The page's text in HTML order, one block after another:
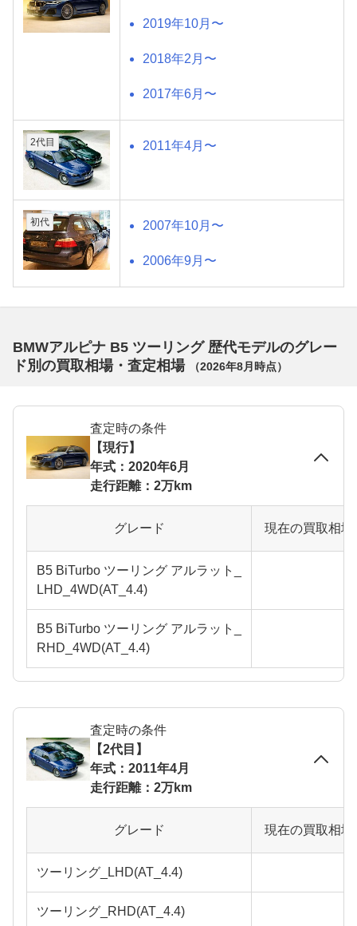
2019年10月〜
2018年2月〜
2017年6月〜
2代目 2011年4月〜
初代 2007年10月〜
2006年9月〜
BMWアルピナ B5 ツーリング 歴代モデルのグレー
ド別の買取相場・査定相場
（2026年8月 時点）
査定時の条件
【現行】
年式：2020年6月
走行距離：2万km
グレード 現在の買取相
B5 BiTurbo ツーリング アルラット_
LHD_4WD(AT_4.4)
B5 BiTurbo ツーリング アルラット_
RHD_4WD(AT_4.4)
査定時の条件
【2代目】
年式：2011年4月
走行距離：2万km
グレード 現在の買取相
ツーリング_LHD(AT_4.4)
ツーリング_RHD(AT_4.4)